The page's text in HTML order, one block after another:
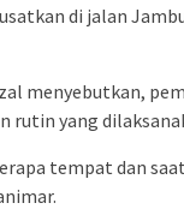
di jalan
menyebutkan,
rutin yang
tempat dan